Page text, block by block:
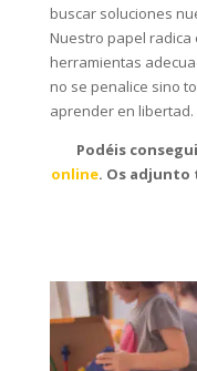
buscar soluciones
Nuestro papel
herramientas
no se penalice sino
aprender en libertad.
Podéis
online. Os adjunto